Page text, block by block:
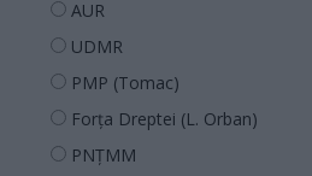
AUR
UDMR
PMP (Tomac)
Forța Dreptei (L. Orban)
PNȚMM